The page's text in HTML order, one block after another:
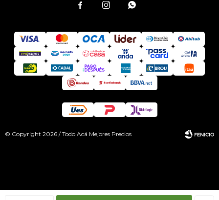
  
© Copyright 2026 / Todo Acá Mejores Precios